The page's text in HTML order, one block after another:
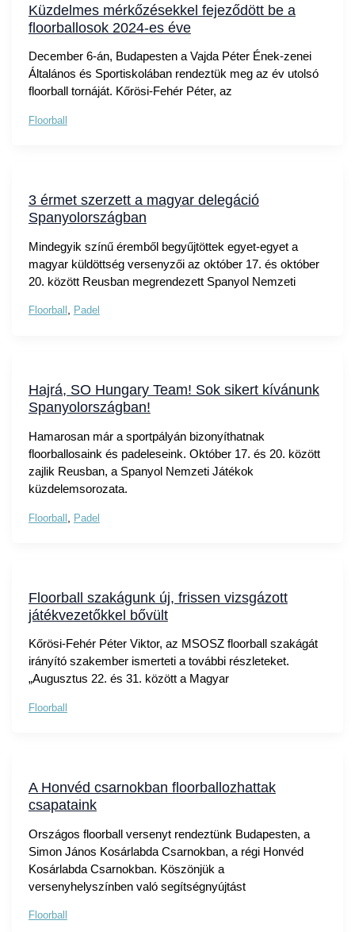
Küzdelmes mérkőzésekkel fejeződött be a
floorballosok 2024-es éve
December 6-án, Budapesten a Vajda Péter Ének-zenei
Általános és Sportiskolában rendeztük meg az év utolsó
floorball tornáját. Kőrösi-Fehér Péter, az
Floorball
3 érmet szerzett a magyar delegáció
Spanyolországban
Mindegyik színű éremből begyűjtöttek egyet-egyet a
magyar küldöttség versenyzői az október 17. és október
20. között Reusban megrendezett Spanyol Nemzeti
Floorball , Padel
Hajrá, SO Hungary Team! Sok sikert kívánunk
Spanyolországban!
Hamarosan már a sportpályán bizonyíthatnak
floorballosaink és padeleseink. Október 17. és 20. között
zajlik Reusban, a Spanyol Nemzeti Játékok
küzdelemsorozata.
Floorball Padel
Floorball szakágunk új, frissen vizsgázott
játékvezetőkkel bővült
Kőrösi-Fehér Péter Viktor, az MSOSZ floorball szakágát
irányító szakember ismerteti a további részleteket.
„Augusztus 22. és 31. között a Magyar
Floorball
A Honvéd csarnokban floorballozhattak
csapataink
Országos floorball versenyt rendeztünk Budapesten, a
Simon János Kosárlabda Csarnokban, a régi Honvéd
Kosárlabda Csarnokban. Köszönjük a
versenyhelyszínben való segítségnyújtást
Floorball